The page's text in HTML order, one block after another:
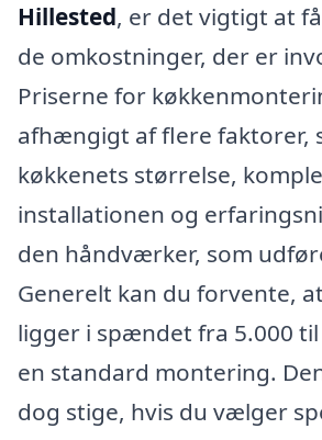
Hillested, er det vigtigt at
de omkostninger, der er
Priserne for
afhængigt af flere faktorer,
køkkenets størrelse,
installationen og
den håndværker, som
Generelt kan du forvente,
ligger i spændet fra 5.000
en standard montering.
dog stige, hvis du vælger